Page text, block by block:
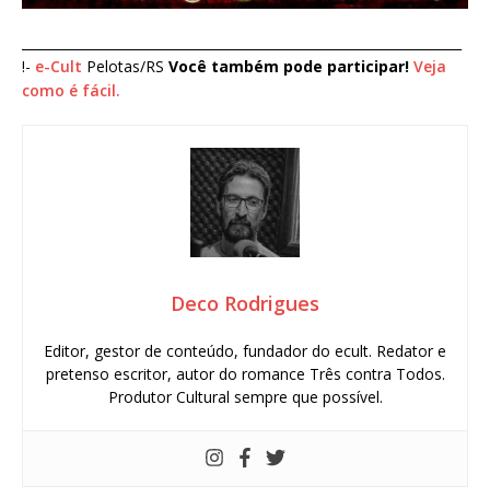
!- e-Cult Pelotas/RS Você também pode participar! Veja
como é fácil.
Deco Rodrigues
Editor, gestor de conteúdo, fundador do ecult. Redator e
pretenso escritor, autor do romance Três contra Todos.
Produtor Cultural sempre que possível.